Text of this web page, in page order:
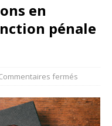
en
pénale
fermés